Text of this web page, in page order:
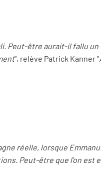
Peut-être aurait-il fallu
", relève Patrick Kanner "
réelle, lorsque
Peut-être que l'on est